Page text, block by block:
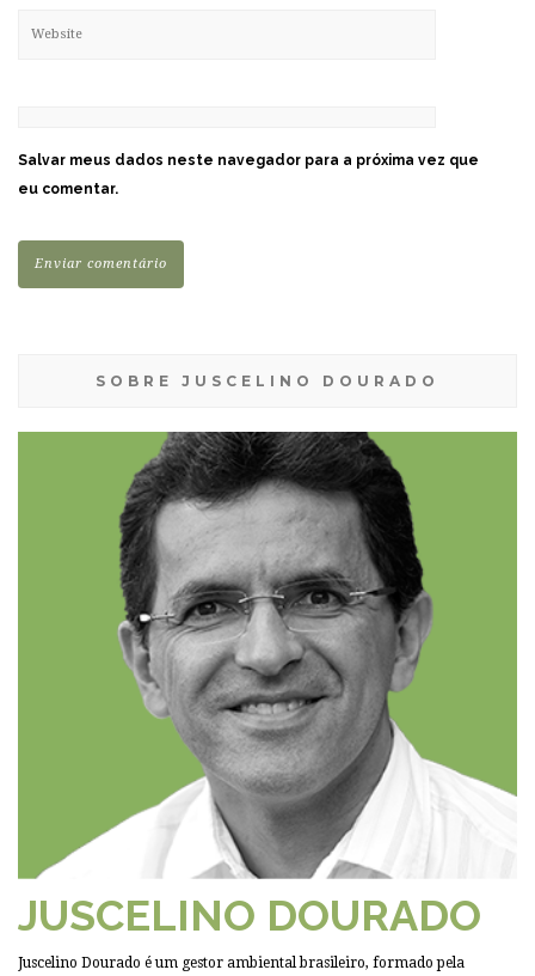
Salvar meus dados neste navegador para a próxima vez que
eu comentar.
SOBRE JUSCELINO DOURADO
JUSCELINO DOURADO
Juscelino Dourado é um gestor ambiental brasileiro, formado pela